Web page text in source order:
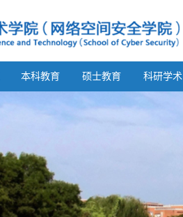
本科教育 硕士教育 科研学术